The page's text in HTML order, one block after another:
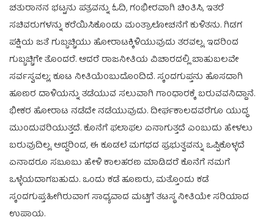
ಚತುರಾನನ ಭಟ್ಟನು ಪತ್ರವನ್ನು ಓದಿ, ಗಂಭೀರವಾಗಿ ಚಿಂತಿಸಿ, ಇತರೆ
ಸಚಿವರುಗಳನ್ನು ಕರೆಯಿಸಿಕೊಂಡು ಮಂತ್ರಾಲೋಚನೆಗೆ ಕುಳಿತನು. ಗಿಡಗ
ಪಕ್ಷಿಯ ಜತೆ ಗುಬ್ಬಚ್ಚಿಯು ಹೋರಾಟಕ್ಕಿಳಿಯುವುದು ತರವಲ್ಲ. ಇದರಿಂದ
ಗುಬ್ಬಚ್ಚಿಗೇ ತೊಂದರೆ. ಆದರೆ ರಾಜನೀತಿಯ ವಿಚಾರದಲ್ಲಿ ಬಾಹುಬಲವೇ
ಸರ್ವಸ್ವವಲ್ಲ; ಕೂಟ ನೀತಿಯೆಂಬುದೊಂದಿದೆ. ಸ್ಕಂದಗುಪ್ತನು ಹೊಸದಾಗಿ
ಹೂಣರ ದಾಳಿಯನ್ನು ತಡೆಯುವ ಸಲುವಾಗಿ ಗಾಂಧಾರಕ್ಕೆ ಬರುವವನಿದ್ದಾನೆ.
ಭೀಕರ ಹೋರಾಟ ನಡೆದೇ ನಡೆಯುವುದು. ದೀರ್ಘಕಾಲದವರೆಗೂ ಯುದ್ಧ
ಮುಂದುವರಿಯುತ್ತದೆ. ಕೊನೆಗೆ ಫಲಾಫಲ ಏನಾಗುತ್ತದೆ ಎಂಬುದು ಹೇಳಲು
ಬರುವುದಿಲ್ಲ. ಆದ್ದರಿಂದ, ಈ ಕೂಡಲೆ ಮಗಧದ ಪ್ರಭುತ್ವವನ್ನು ಒಪ್ಪಿಕೊಳ್ಳದೆ
ಏನಾದರೂ ಸಬೂಬು ಹೇಳಿ ಕಾಲಹರಣ ಮಾಡಿದರೆ ಕೊನೆಗೆ ನಮಗೆ
ಒಳ್ಳೆಯದಾಗಬಹುದು. ಒಂದು ಕಡೆ ಹೂಣರು, ಮತ್ತೊಂದು ಕಡೆ
ಸ್ಕಂದಗುಪ್ತ;ಹೀಗಿರುವಾಗ ಸಾಧ್ಯವಾದ ಮಟ್ಟಿಗೆ ತಟಸ್ಥ ನೀತಿಯೇ ಸರಿಯಾದ
ಉಪಾಯ.